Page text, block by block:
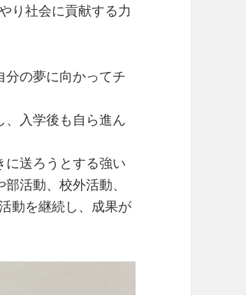
り社会に貢献する力
の夢に向かってチ
入学後も自ら進ん
送ろうとする強い
活動、校外活動、
動を継続し、成果が